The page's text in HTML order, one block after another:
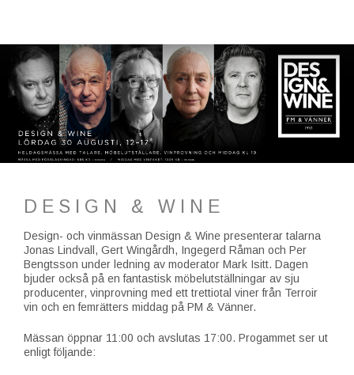
DESIGN & WINE
Design- och vinmässan Design & Wine presenterar talarna
Jonas Lindvall, Gert Wingårdh, Ingegerd Råman och Per
Bengtsson under ledning av moderator Mark Isitt. Dagen
bjuder också på en fantastisk möbelutställningar av sju
producenter, vinprovning med ett trettiotal viner från Terroir
vin och en femrätters middag på PM & Vänner.
Mässan öppnar 11:00 och avslutas 17:00. Progammet ser ut
enligt följande: